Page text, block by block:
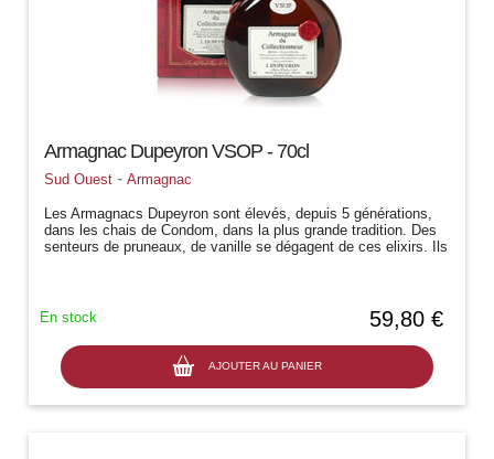
Armagnac Dupeyron VSOP - 70cl
Sud Ouest -Armagnac
Les Armagnacs Dupeyron sont élevés, depuis 5 générations,
dans les chais de Condom, dans la plus grande tradition. Des
senteurs de pruneaux, de vanille se dégagent de ces elixirs. Ils
59,80 €
AJOUTER AU PANIER
En stock